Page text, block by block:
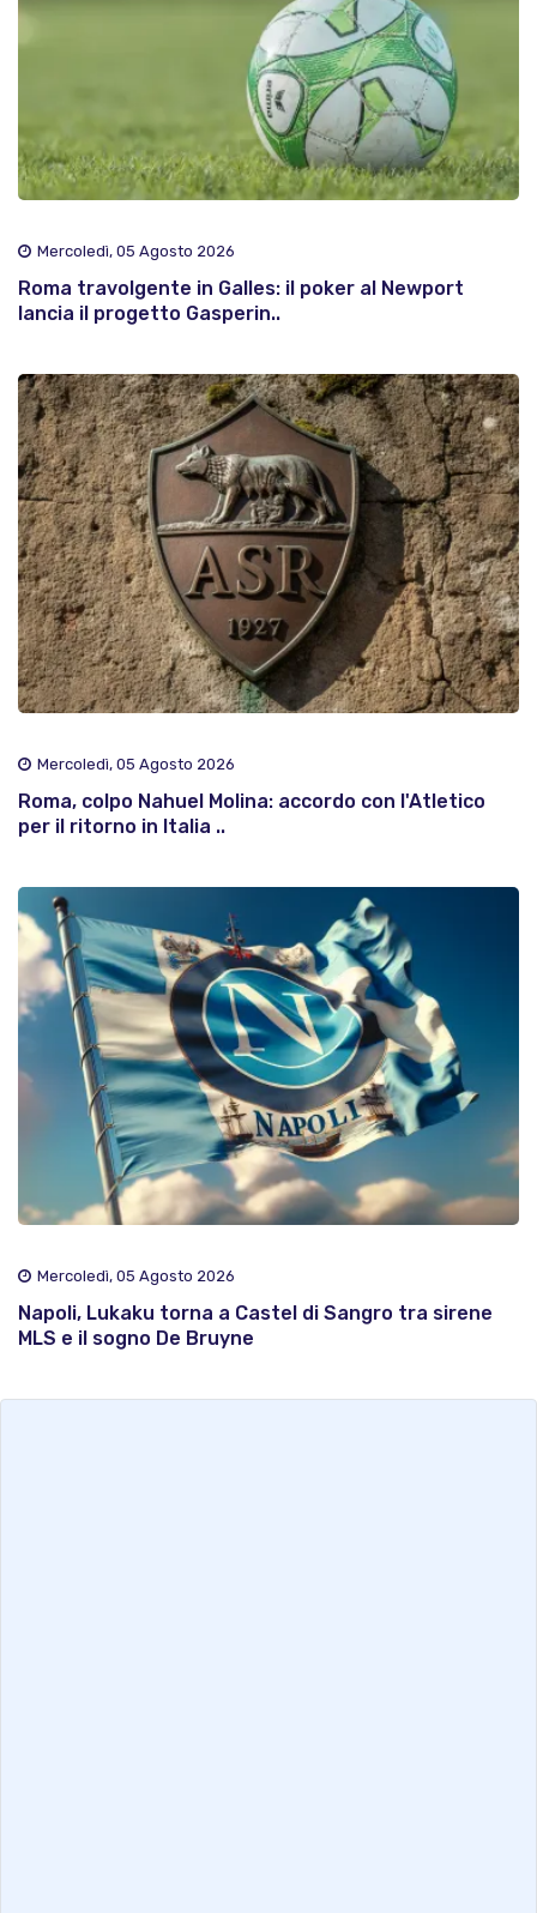
Mercoledì, 05 Agosto 2026
Roma travolgente in Galles: il poker al Newport
lancia il progetto Gasperin..
Mercoledì, 05 Agosto 2026
Roma, colpo Nahuel Molina: accordo con l'Atletico
per il ritorno in Italia ..
Mercoledì, 05 Agosto 2026
Napoli, Lukaku torna a Castel di Sangro tra sirene
MLS e il sogno De Bruyne